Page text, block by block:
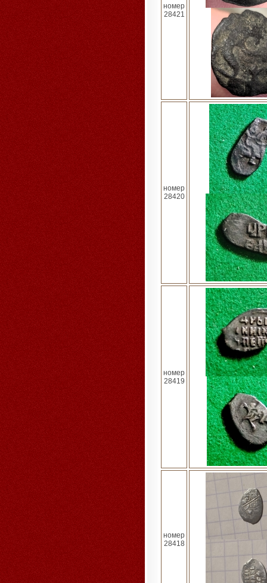
номер
28421
номер
28420
номер
28419
номер
28418